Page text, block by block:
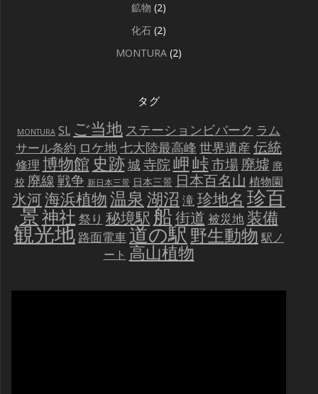
鉱物 (2)
化石 (2)
MONTURA (2)
タグ
MONTURA SL ご当地 ステーションビバーク ラム
サール条約 ロケ地七大陸最高峰 世界遺産 伝統
修理 博物館 史跡城寺院岬峠市場 廃墟 廃
校 廃線戦争 新日本三景 日本三景 日本百名山 植物園
氷河海浜植物温泉湖沼 滝珍地名 珍百
景神社 祭り 秘境駅船街道 被災地 装備
観光地 路面電車道の駅野生動物 駅ノ
ート 高山植物